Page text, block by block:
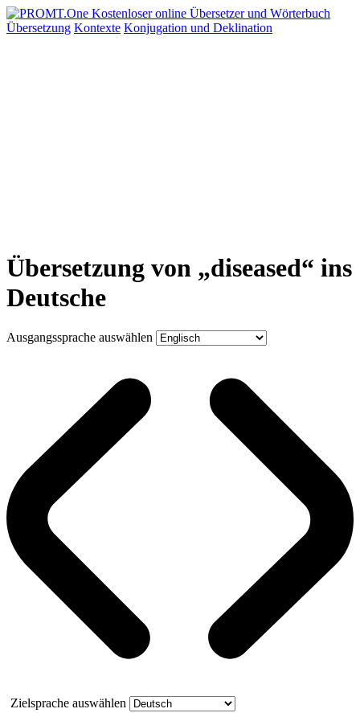
Übersetzung Kontexte Konjugation und Deklination
Übersetzung von „diseased“ ins
Deutsche
Ausgangssprache auswählen
Zielsprache auswählen